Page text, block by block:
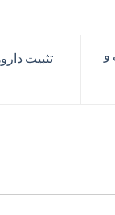
و